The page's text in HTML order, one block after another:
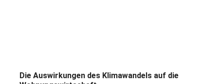
Die Auswirkungen des Klimawandels auf die